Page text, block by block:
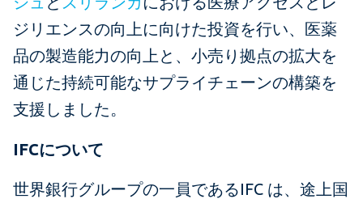
ジリエンスの向上に向けた投資を行い、医薬
品の製造能力の向上と、小売り拠点の拡大を
通じた持続可能なサプライチェーンの構築を
支援しました。
IFCについて
世界銀行グループの一員であるIFC は、途上国